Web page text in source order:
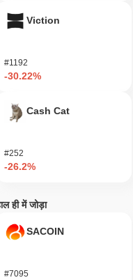
मात्रा क्या है?
क्या है?
कैसा प्रदर्शन कर
समग्र क्रिप्टो बाजार जिसने
यह व्यापक बाजार गति के
प्रदर्शन का संकेत देता है।
Viction
#1192
-30.22%
Cash Cat
#252
-26.2%
ही में जोड़ा
SACOIN
#7095